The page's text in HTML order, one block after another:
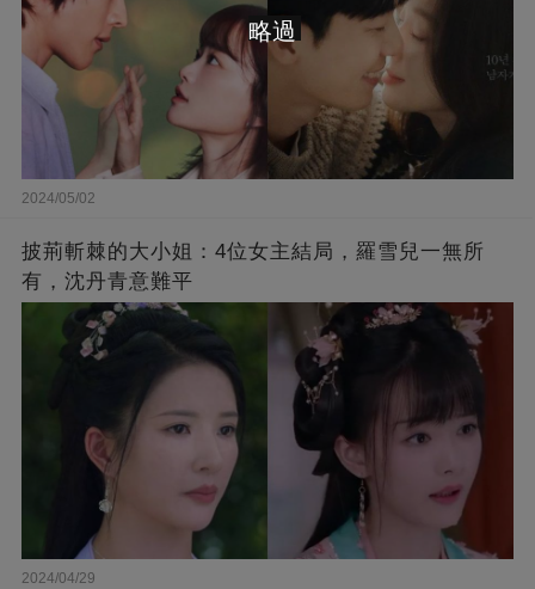
2024/05/02
披荊斬棘的大小姐：4位女主結局，羅雪兒一無所
有，沈丹青意難平
2024/04/29
略過